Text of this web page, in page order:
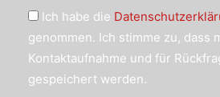
Ich habe die
genommen. Ich stimme zu, dass
Kontaktaufnahme und für
gespeichert werden.